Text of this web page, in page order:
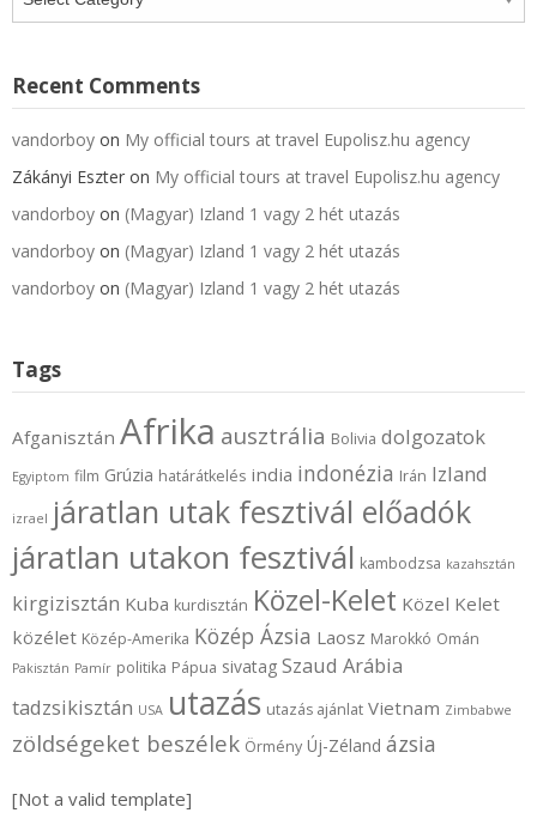
Recent Comments
vandorboy on My official tours at travel Eupolisz.hu agency
Zákányi Eszter on My official tours at travel Eupolisz.hu agency
vandorboy on (Magyar) Izland 1 vagy 2 hét utazás
vandorboy on (Magyar) Izland 1 vagy 2 hét utazás
vandorboy on (Magyar) Izland 1 vagy 2 hét utazás
Tags
Afganisztán Afrika ausztrália Bolivia dolgozatok
Egyiptom film Grúzia határátkelés india indonézia Irán Izland
izrael járatlan utak fesztivál előadók
járatlan utakon fesztivál kambodzsa kazahsztán
kirgizisztán Kuba kurdisztán Közel-Kelet Közel Kelet
közélet Közép-Amerika Közép Ázsia Laosz Marokkó Omán
Pakisztán Pamír politika Pápua sivatag Szaud Arábia
tadzsikisztán USA utazás utazás ajánlat Vietnam Zimbabwe
zöldségeket beszélek Örmény Új-Zéland ázsia
[Not a valid template]